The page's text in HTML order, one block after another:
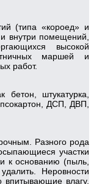
(типа «короед» и
внутри помещений,
высокой
маршей и
работ.
штукатурка,
ДСП, ДВП,
Разного рода
участки
к основанию (пыль,
Неровности
впитывающие влагу,